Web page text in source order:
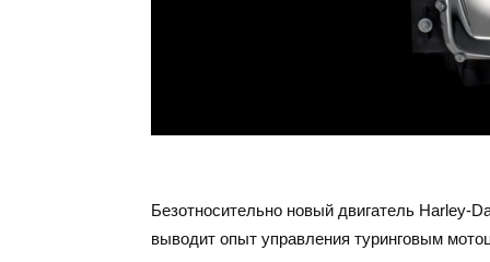
Безотносительно новый двигатель Harley-
выводит опыт управления туринговым